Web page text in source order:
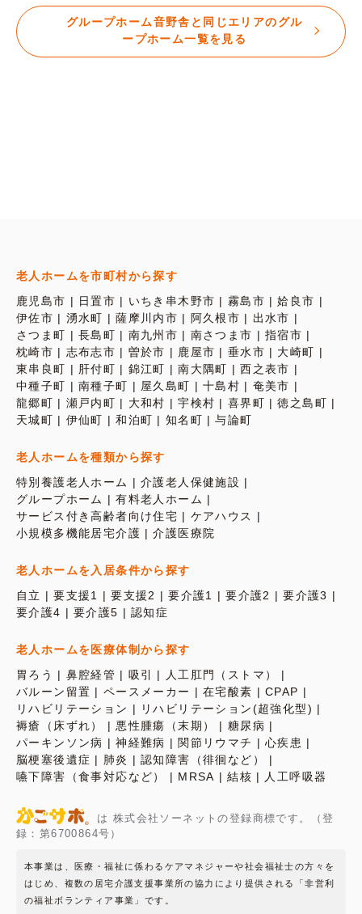
グループホーム音野舎と同じエリアのグル
ープホーム一覧を見る
老人ホームを市町村から探す
鹿児島市
日置市 いちき串木野市 霧島市
姶良市
伊佐市
湧水町 薩摩川内市 阿久根市
出水市
さつま町
長島町 南九州市 南さつま市
指宿市
枕崎市
志布志市 曽於市 鹿屋市 垂水市
大崎町
東串良町
肝付町 錦江町 南大隅町
西之表市
中種子町
南種子町 屋久島町 十島村
奄美市
龍郷町
瀬戸内町 大和村 宇検村 喜界町
徳之島町
天城町
伊仙町 和泊町 知名町 与論町
老人ホームを種類から探す
特別養護老人ホーム
介護老人保健施設
グループホーム
有料老人ホーム
サービス付き高齢者向け住宅
ケアハウス
小規模多機能居宅介護
介護医療院
老人ホームを入居条件から探す
自立
要支援1 要支援2 要介護1 要介護2
要介護3
要介護4
要介護5 認知症
老人ホームを医療体制から探す
胃ろう
鼻腔経管 吸引
人工肛門（ストマ）
バルーン留置
ペースメーカー 在宅酸素
CPAP
リハビリテーション
リハビリテーション(超強化型)
褥瘡（床ずれ）
悪性腫瘍（末期）
糖尿病
パーキンソン病
神経難病 関節リウマチ
心疾患
脳梗塞後遺症
肺炎
認知障害（徘徊など）
嚥下障害（食事対応など）
MRSA 結核 人工呼吸器
は 株式会社ソーネットの登録商標です。（登
録：第6700864号）
本事業は、医療・福祉に係わるケアマネジャーや社会福祉士の方々を
はじめ、複数の居宅介護支援事業所の協力により提供される「非営利
の福祉ボランティア事業」です。